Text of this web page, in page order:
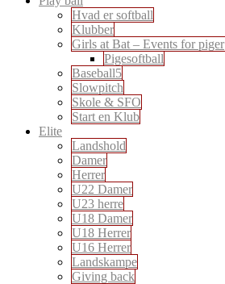
Hvad er softball
Klubber
Girls at Bat – Events for piger
Pigesoftball
Baseball5
Slowpitch
Skole & SFO
Start en Klub
Elite
Landshold
Damer
Herrer
U22 Damer
U23 herre
U18 Damer
U18 Herrer
U16 Herrer
Landskampe
Giving back